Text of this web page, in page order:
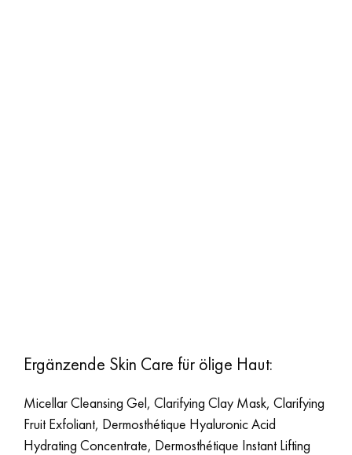
Ergänzende Skin Care für ölige Haut:
Micellar Cleansing Gel, Clarifying Clay Mask, Clarifying
Fruit Exfoliant, Dermosthétique Hyaluronic Acid
Hydrating Concentrate, Dermosthétique Instant Lifting